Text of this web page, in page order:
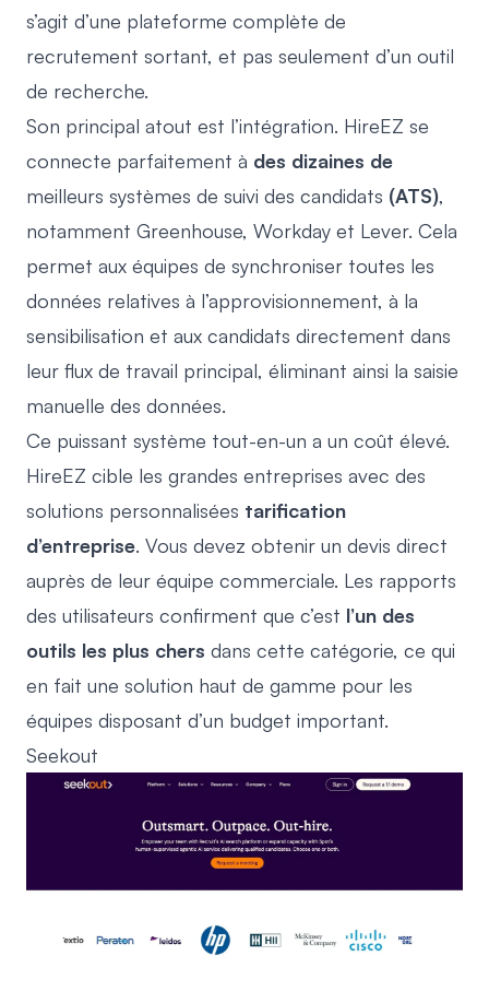
s’agit d’une plateforme complète de
recrutement sortant, et pas seulement d’un outil
de recherche.
Son principal atout est l’intégration. HireEZ se
connecte parfaitement à des dizaines de
meilleurs systèmes de suivi des candidats (ATS),
notamment Greenhouse, Workday et Lever. Cela
permet aux équipes de synchroniser toutes les
données relatives à l’approvisionnement, à la
sensibilisation et aux candidats directement dans
leur flux de travail principal, éliminant ainsi la saisie
manuelle des données.
Ce puissant système tout-en-un a un coût élevé.
HireEZ cible les grandes entreprises avec des
solutions personnalisées tarification
d’entreprise. Vous devez obtenir un devis direct
auprès de leur équipe commerciale. Les rapports
des utilisateurs confirment que c’est l’un des
outils les plus chers dans cette catégorie, ce qui
en fait une solution haut de gamme pour les
équipes disposant d’un budget important.
Seekout